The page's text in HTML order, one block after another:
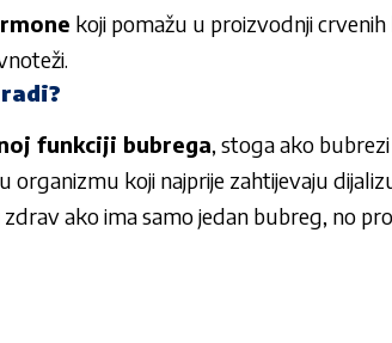
koji pomažu u proizvodnji
funkciji bubrega, stoga ako
organizmu koji najprije zahtijevaju
ako ima samo jedan bubreg, no